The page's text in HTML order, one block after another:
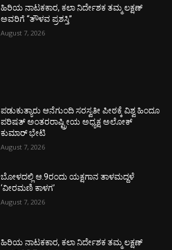
ಹಿರಿಯ ನಾಟಕಕಾರ, ಕಲಾ ನಿರ್ದೇಶಕ ತಮ್ಮ ಲಕ್ಷಣ್
ಅವರಿಗೆ “ತೌಳವ ಪ್ರಶಸ್ತಿ”
August 7, 2026
ಪಡುಕುತ್ಯಾರು ಆನೆಗುಂದಿ ಸರಸ್ವತೀ ಪೀಠಕ್ಕೆ ವಿಶ್ವ ಹಿಂದೂ
ಪರಿಷತ್ ಅಂತರರಾಷ್ಟ್ರೀಯ ಅಧ್ಯಕ್ಷ ಅಲೋಕ್
ಕುಮಾರ್ ಭೇಟಿ
August 7, 2026
ಬೋಳದಲ್ಲಿ ಆ.9ರಂದು ಯಕ್ಷಗಾನ ತಾಳಮದ್ದಳೆ
‘ವೀರಮಣಿ ಕಾಳಗ’
August 7, 2026
ಹಿರಿಯ ನಾಟಕಕಾರ, ಕಲಾ ನಿರ್ದೇಶಕ ತಮ್ಮ ಲಕ್ಷಣ್